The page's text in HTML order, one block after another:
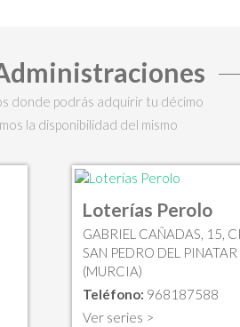
donde podrás adquirir tu décimo
la disponibilidad del mismo
Loterías Perolo
GABRIEL CAÑADAS, 15,
SAN PEDRO DEL PINATAR
(MURCIA)
Teléfono: 968187588
Ver series >